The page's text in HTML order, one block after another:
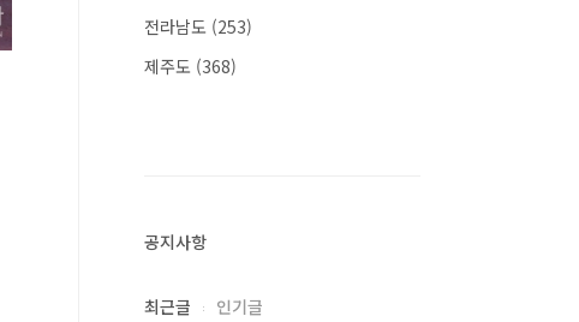
전라남도 (253)
제주도 (368)
공지사항
최근글 인기글